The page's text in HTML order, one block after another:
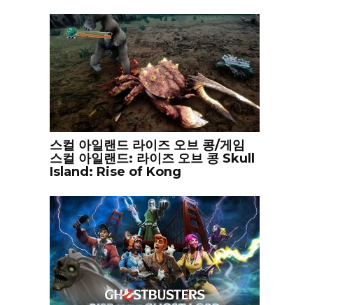
스컬 아일랜드 라이즈 오브 콩/게임
스컬 아일랜드: 라이즈 오브 콩 Skull
Island: Rise of Kong